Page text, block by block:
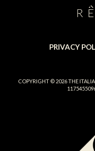
PRIVACY
COPYRIGHT © 2026THE